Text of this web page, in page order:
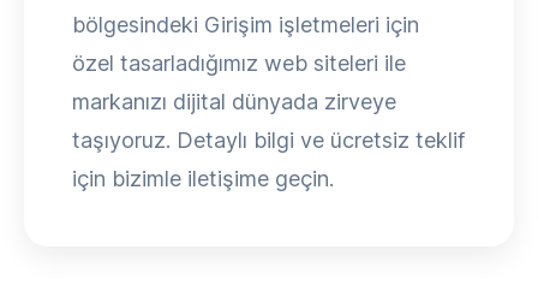
bölgesindeki Girişim işletmeleri için
özel tasarladığımız web siteleri ile
markanızı dijital dünyada zirveye
taşıyoruz. Detaylı bilgi ve ücretsiz teklif
için bizimle iletişime geçin.